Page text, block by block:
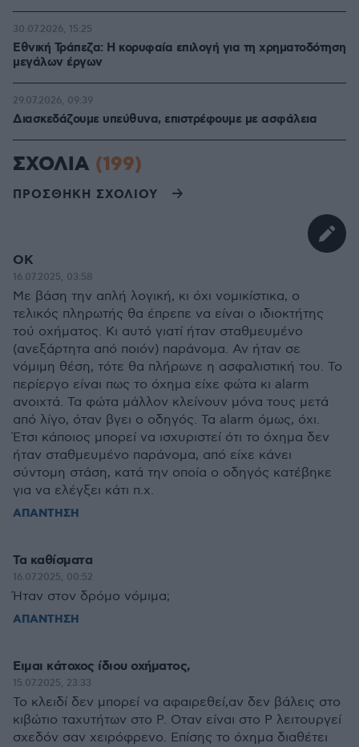
Εθνική Τράπεζα: Η κορυφαία επιλογή για τη χρηματοδότηση
μεγάλων έργων
30.07.2026, 15:25
Διασκεδάζουμε υπεύθυνα, επιστρέφουμε με ασφάλεια
29.07.2026, 09:39
ΣΧΟΛΙΑ (199)
ΠΡΟΣΘΗΚΗ ΣΧΟΛΙΟΥ
OK
16.07.2025, 03:58
Με βάση την απλή λογική, κι όχι νομικίστικα, ο
τελικός πληρωτής θα έπρεπε να είναι ο ιδιοκτήτης
τού οχήματος. Κι αυτό γιατί ήταν σταθμευμένο
(ανεξάρτητα από ποιόν) παράνομα. Αν ήταν σε
νόμιμη θέση, τότε θα πλήρωνε η ασφαλιστική του. Το
περίεργο είναι πως το όχημα είχε φώτα κι alarm
ανοιχτά. Τα φώτα μάλλον κλείνουν μόνα τους μετά
από λίγο, όταν βγει ο οδηγός. Τα alarm όμως, όχι.
Έτσι κάποιος μπορεί να ισχυριστεί ότι το όχημα δεν
ήταν σταθμευμένο παράνομα, από είχε κάνει
σύντομη στάση, κατά την οποία ο οδηγός κατέβηκε
για να ελέγξει κάτι π.χ.
ΑΠΑΝΤΗΣΗ
Τα καθίσματα
16.07.2025, 00:52
Ήταν στον δρόμο νόμιμα;
ΑΠΑΝΤΗΣΗ
Ειμαι κάτοχος ίδιου οχήματος,
15.07.2025, 23:33
Το κλειδί δεν μπορεί να αφαιρεθεί,αν δεν βάλεις στο
κιβώτιο ταχυτήτων στο Ρ. Οταν είναι στο Ρ λειτουργεί
σχεδόν σαν χειρόφρενο. Επίσης το όχημα διαθέτει